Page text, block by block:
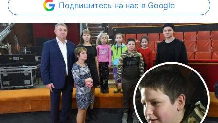
Подпишитесь на нас в Google